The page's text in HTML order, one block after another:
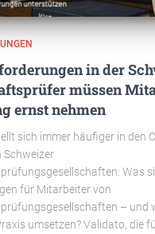
in der
müssen
ernst nehmen
sich immer häufiger in den
Schweizer
Was
für Mitarbeiter von
– und
umsetzen? Validato, die